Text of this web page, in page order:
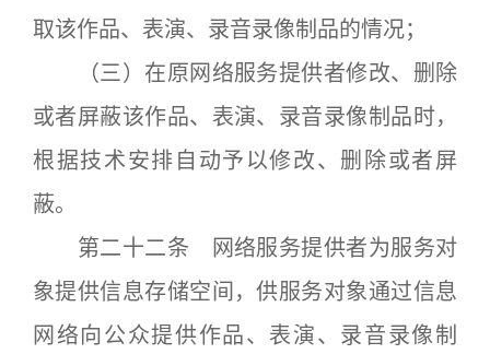
取该作品、表演、录音录像制品的情况；
（三）在原网络服务提供者修改、删除
或者屏蔽该作品、表演、录音录像制品时，
根据技术安排自动予以修改、删除或者屏
蔽。
第二十二条 网络服务提供者为服务对
象提供信息存储空间，供服务对象通过信息
网络向公众提供作品、表演、录音录像制